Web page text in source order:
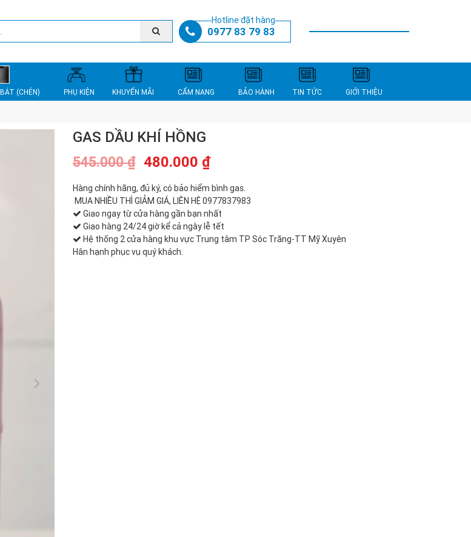
Hotline đặt hàng
0977 83 79 83
(CHÉN) PHỤ KIỆN KHUYẾN MÃI CẨM NANG BẢO HÀNH TIN TỨC GIỚI THIỆU
GAS DẦU KHÍ HỒNG
545.000₫ 480.000 ₫
Hàng chính hãng, đủ ký, có bảo hiểm bình gas.
MUA NHIỀU THÌ GIẢM GIÁ, LIÊN HỆ 0977837983
Giao ngay từ cửa hàng gần bạn nhất
Giao hàng 24/24 giờ kể cả ngày lễ tết
Hệ thống 2 cửa hàng khu vực Trung tâm TP Sóc Trăng-TT Mỹ Xuyên
Hân hạnh phục vụ quý khách.